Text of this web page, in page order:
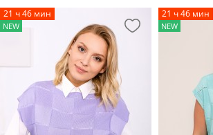
21 ч 46 мин
NEW
21 ч 46 мин
NEW